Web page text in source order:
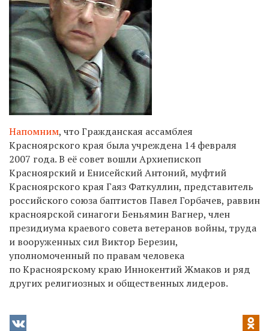
Напомним, что Гражданская ассамблея
Красноярского края была учреждена 14 февраля
2007 года. В её совет вошли Архиепископ
Красноярский и Енисейский Антоний, муфтий
Красноярского края Гаяз Фаткуллин, представитель
российского союза баптистов Павел Горбачев, раввин
красноярской синагоги Беньямин Вагнер, член
президиума краевого совета ветеранов войны, труда
и вооруженных сил Виктор Березин,
уполномоченный по правам человека
по Красноярскому краю Иннокентий Жмаков и ряд
других религиозных и общественных лидеров.